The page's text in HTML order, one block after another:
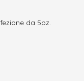
da 5pz.